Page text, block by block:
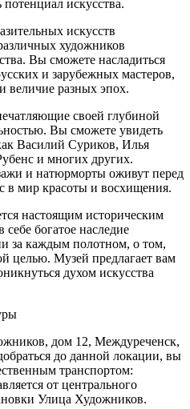
искусства.
искусств
художников
Вы сможете насладиться
и зарубежных мастеров,
величие разных эпох.
своей глубиной
Вы сможете увидеть
Василий Суриков, Илья
и многих других.
и натюрморты оживут перед
в мир красоты и восхищения.
настоящим историческим
богатое наследие
за каждым полотном, о том,
целью. Музей предлагает вам
духом искусства
дом 12, Междуреченск,
до данной локации, вы
транспортом:
от центрального
Улица Художников.